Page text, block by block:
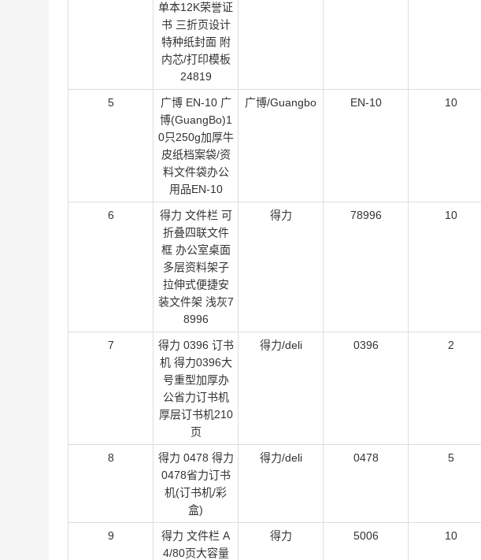
单本12K荣誉证
书 三折页设计
特种纸封面 附
内芯/打印模板
24819
5
广博 EN-10 广
博(GuangBo)1
0只250g加厚牛
皮纸档案袋/资
料文件袋办公
用品EN-10
广博/Guangbo EN-10 10
6
得力 文件栏 可
折叠四联文件
框 办公室桌面
多层资料架子
拉伸式便捷安
装文件架 浅灰7
8996
得力 78996 10
7
得力 0396 订书
机 得力0396大
号重型加厚办
公省力订书机
厚层订书机210
页
得力/deli 0396 2
8
得力 0478 得力
0478省力订书
机(订书机/彩
盒)
得力/deli 0478 5
9
得力 文件栏 A
4/80页大容量
得力 5006 10